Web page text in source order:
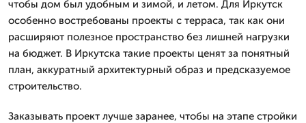
чтобы дом был удобным и зимой, и летом. Для Иркутск
особенно востребованы проекты с терраса, так как они
расширяют полезное пространство без лишней нагрузки
на бюджет. В Иркутска такие проекты ценят за понятный
план, аккуратный архитектурный образ и предсказуемое
строительство.
Заказывать проект лучше заранее, чтобы на этапе стройки